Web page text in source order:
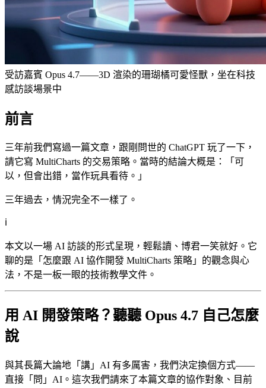
受訪嘉賓 Opus 4.7——3D 渲染的珊瑚橘可愛怪獸，坐在科技
感訪談場景中
前言
三年前我們寫過一篇文章，跟剛問世的 ChatGPT 玩了一下，
請它寫 MultiCharts 的交易策略。當時的結論大概是：「可
以，但會出錯，當作玩具看待。」
三年過去，情況完全不一樣了。
ℹ️
本文以一場 AI 訪談的形式呈現，輕鬆讀、博君一笑就好。它
聊的是「怎麼跟 AI 協作開發 MultiCharts 策略」的觀念與心
法，不是一板一眼的技術教學文件。
用 AI 開發策略？聽聽 Opus 4.7 自己怎麼
說
與其長篇大論地「講」AI 有多厲害，我們決定換個方式——
直接「問」AI。這次我們請來了本篇文章的協作對象、目前